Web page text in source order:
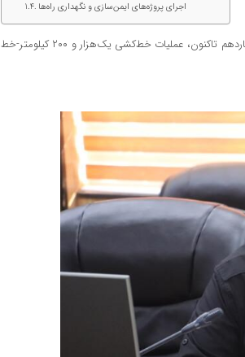
اجرای پروژه‌های ایمن‌سازی و نگهداری راه‌ها
مدیرکل راهداری و حمل‌ونقل جاده‌ای استان ایلام اعلام کرد: از آغاز فعالیت دولت چهاردهم تاکنون، عملیات خط‌کشی یک‌هزار و ۲۰۰ کیلومتر-خط